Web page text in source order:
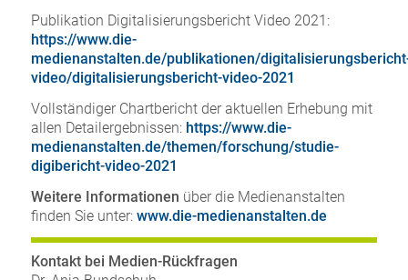
Publikation Digitalisierungsbericht Video 2021:
https://www.die-
medienanstalten.de/publikationen/
video/digitalisierungsbericht-video-2021
Vollständiger Chartbericht der aktuellen Erhebung mit
allen Detailergebnissen: https://www.die-
medienanstalten.de/themen/forschung/studie-
digibericht-video-2021
Weitere Informationen über die Medienanstalten
finden Sie unter: www.die-medienanstalten.de
Kontakt bei Medien-Rückfragen